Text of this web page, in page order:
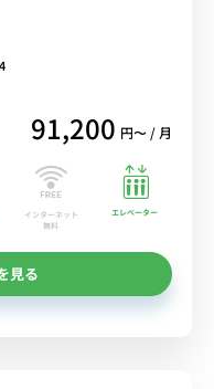
91,200 円〜 / 月
インターネット
無料
エレベーター
見る